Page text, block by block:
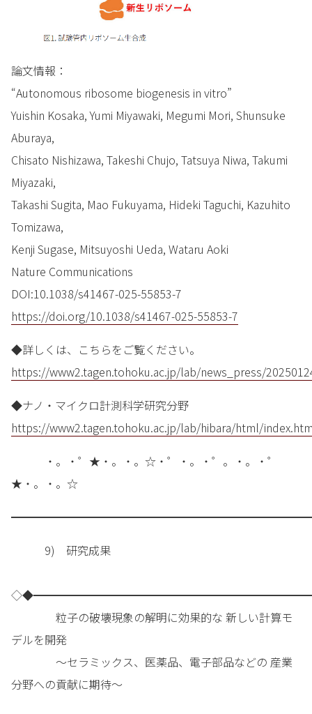
論文情報：
“Autonomous ribosome biogenesis in vitro”
Yuishin Kosaka, Yumi Miyawaki, Megumi Mori, Shunsuke
Aburaya,
Chisato Nishizawa, Takeshi Chujo, Tatsuya Niwa, Takumi
Miyazaki,
Takashi Sugita, Mao Fukuyama, Hideki Taguchi, Kazuhito
Tomizawa,
Kenji Sugase, Mitsuyoshi Ueda, Wataru Aoki
Nature Communications
DOI:10.1038/s41467-025-55853-7
https://doi.org/10.1038/s41467-025-55853-7
◆詳しくは、こちらをご覧ください。
https://www2.tagen.tohoku.ac.jp/lab/news_press/
◆ナノ・マイクロ計測科学研究分野
https://www2.tagen.tohoku.ac.jp/lab/hibara/html/
・。・゜★・。・。☆・゜・。・゜。・。・゜
★・。・。☆
9) 研究成果
粒子の破壊現象の解明に効果的な 新しい計算モ
デルを開発
～セラミックス、医薬品、電子部品などの 産業
分野への貢献に期待～